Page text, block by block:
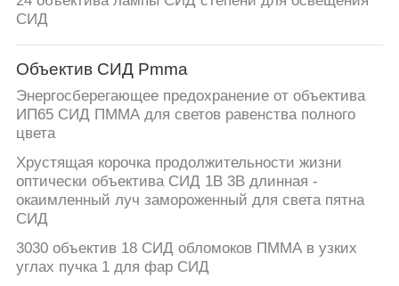
СИД
Объектив СИД Pmma
Энергосберегающее предохранение от объектива
ИП65 СИД ПММА для светов равенства полного
цвета
Хрустящая корочка продолжительности жизни
оптически объектива СИД 1В 3В длинная -
окаимленный луч замороженный для света пятна
СИД
3030 объектив 18 СИД обломоков ПММА в узких
углах пучка 1 для фар СИД